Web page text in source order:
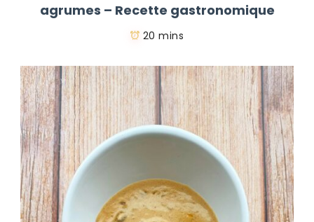
agrumes – Recette gastronomique
20 mins